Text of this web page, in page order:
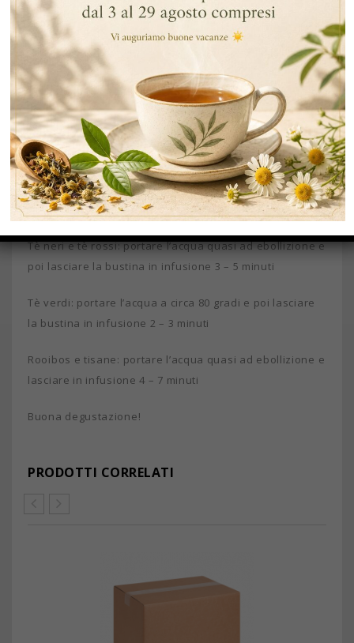
utilizzato nei filtri tradizionali ). Qualità: La misura del
taglio dei prodotti è maggiore di quella dei filtri
tradizionali e pertanto si tratta di un prodotto di qualità
superiore. Forma piramidale: la forma piramidale di
questi filtri è ottima perchè durante l’infusione, le
piante emanano tutto il loro colore, sapore e aroma.
Inoltre la maggiore dimensione del filtro piramidale
permette alle foglie di imbibirsi meglio e di allargarsi
totalmente.
Indicazioni di massima su come preparare tè ed infusi:
Tè neri e tè rossi: portare l’acqua quasi ad ebollizione e
poi lasciare la bustina in infusione 3 – 5 minuti
Tè verdi: portare l’acqua a circa 80 gradi e poi lasciare
la bustina in infusione 2 – 3 minuti
Rooibos e tisane: portare l’acqua quasi ad ebollizione e
lasciare in infusione 4 – 7 minuti
Buona degustazione!
PRODOTTI CORRELATI